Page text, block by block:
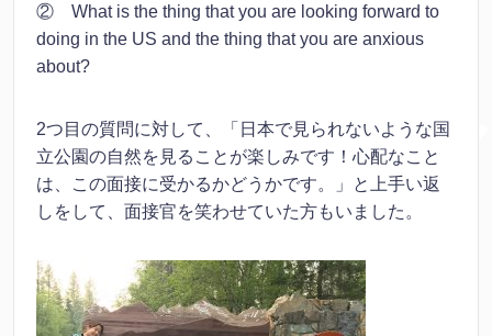
② What is the thing that you are looking forward to
doing in the US and the thing that you are anxious
about?
2つ目の質問に対して、「日本で見られないような国
立公園の自然を見ることが楽しみです！心配なこと
は、この面接に受かるかどうかです。」と上手い返
しをして、面接官を笑わせていた方もいました。